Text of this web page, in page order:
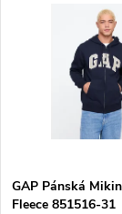
GAP Pánská
Fleece 851516-31